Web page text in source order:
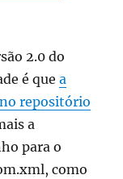
2.0 do
é quea
repositório
a
para o
como